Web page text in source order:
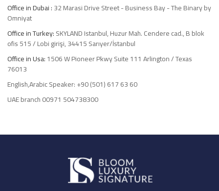
Office in Dubai :32 Marasi Drive Street - Business Bay - The Binary by
Omniyat
Office in Turkey:SKYLAND Istanbul, Huzur Mah. Cendere cad., B blok
ofis 515 / Lobi girişi, 34415 Sarıyer/İstanbul
Office in Usa:1506 W Pioneer Pkwy Suite 111 Arlington / Texas
76013
English,Arabic Speaker: +90 (501) 617 63 60
UAE branch 00971 504738300